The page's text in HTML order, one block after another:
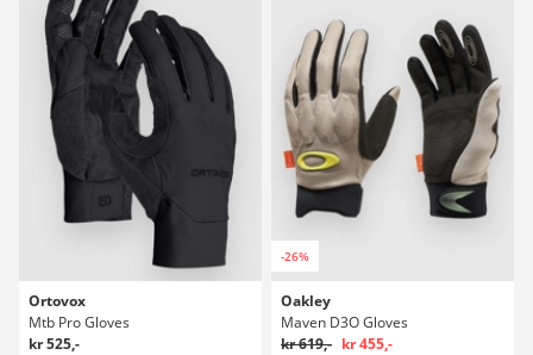
Ortovox
Mtb Pro Gloves
kr 525,-
-26%
Oakley
Maven D3O Gloves
kr 619,- kr 455,-